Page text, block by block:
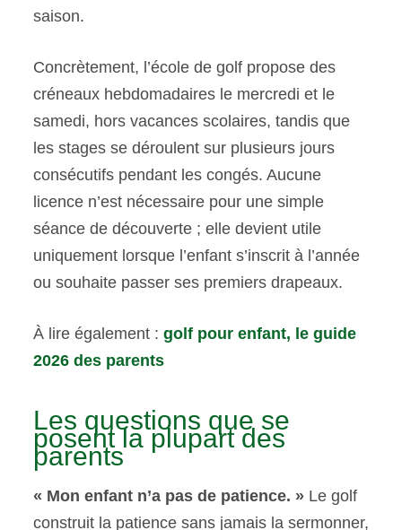
saison.
Concrètement, l’école de golf propose des
créneaux hebdomadaires le mercredi et le
samedi, hors vacances scolaires, tandis que
les stages se déroulent sur plusieurs jours
consécutifs pendant les congés. Aucune
licence n’est nécessaire pour une simple
séance de découverte ; elle devient utile
uniquement lorsque l’enfant s’inscrit à l’année
ou souhaite passer ses premiers drapeaux.
À lire également : golf pour enfant, le guide
2026 des parents
Les questions que se
posent la plupart des
parents
« Mon enfant n’a pas de patience. »Le golf
construit la patience sans jamais la sermonner,